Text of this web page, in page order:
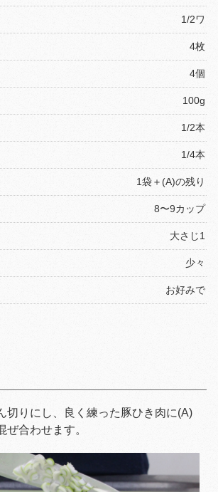
1/2ワ
4枚
4個
100g
1/2本
1/4本
1袋＋(A)の残り
8〜9カップ
大さじ1
少々
お好みで
切りにし、良く練った豚ひき肉に(A)
ぜ合わせます。